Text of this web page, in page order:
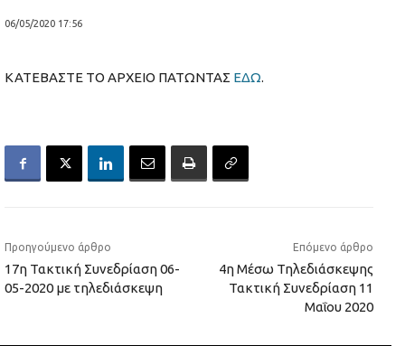
06/05/2020 17:56
ΚΑΤΕΒΑΣΤΕ ΤΟ ΑΡΧΕΙΟ ΠΑΤΩΝΤΑΣ ΕΔΩ.
Προηγούμενο άρθρο
17η Τακτική Συνεδρίαση 06-
05-2020 με τηλεδιάσκεψη
Επόμενο άρθρο
4η Μέσω Τηλεδιάσκεψης
Τακτική Συνεδρίαση 11
Μαΐου 2020